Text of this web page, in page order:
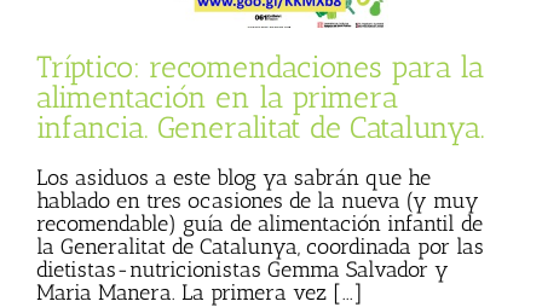
Tríptico: recomendaciones para la
alimentación en la primera
infancia. Generalitat de Catalunya.
Los asiduos a este blog ya sabrán que he
hablado en tres ocasiones de la nueva (y muy
recomendable) guía de alimentación infantil de
la Generalitat de Catalunya, coordinada por las
dietistas-nutricionistas Gemma Salvador y
Maria Manera. La primera vez [...]